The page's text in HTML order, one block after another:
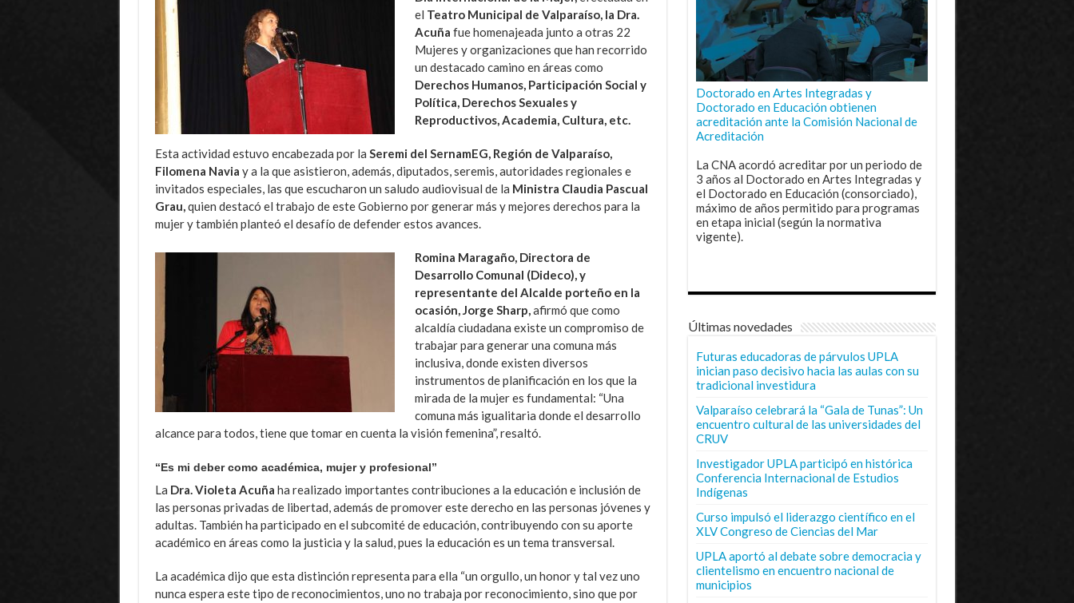
el Teatro Municipal de Valparaíso, la Dra.
Acuña fue homenajeada junto a otras 22
Mujeres y organizaciones que han recorrido
un destacado camino en áreas como
Derechos Humanos, Participación Social y
Política, Derechos Sexuales y
Reproductivos, Academia, Cultura, etc.
Esta actividad estuvo encabezada por la Seremi del SernamEG, Región de Valparaíso,
Filomena Navia y a la que asistieron, además, diputados, seremis, autoridades regionales e
invitados especiales, las que escucharon un saludo audiovisual de la Ministra Claudia Pascual
Grau,quien destacó el trabajo de este Gobierno por generar más y mejores derechos para la
mujer y también planteó el desafío de defender estos avances.
Romina Maragaño, Directora de
Desarrollo Comunal (Dideco), y
representante del Alcalde porteño en la
ocasión, Jorge Sharp,afirmó que como
alcaldía ciudadana existe un compromiso de
trabajar para generar una comuna más
inclusiva, donde existen diversos
instrumentos de planificación en los que la
mirada de la mujer es fundamental: “Una
comuna más igualitaria donde el desarrollo
alcance para todos, tiene que tomar en cuenta la visión femenina”, resaltó.
“Es mi deber como académica, mujer y profesional”
La Dra. Violeta Acuña ha realizado importantes contribuciones a la educación e inclusión de
las personas privadas de libertad, además de promover este derecho en las personas jóvenes y
adultas. También ha participado en el subcomité de educación, contribuyendo con su aporte
académico en áreas como la justicia y la salud, pues la educación es un tema transversal.
La académica dijo que esta distinción representa para ella “un orgullo, un honor y tal vez uno
nunca espera este tipo de reconocimientos, uno no trabaja por reconocimiento, sino que por
Doctorado en Artes Integradas y
Doctorado en Educación obtienen
acreditación ante la Comisión Nacional de
Acreditación
La CNA acordó acreditar por un periodo de
3 años al Doctorado en Artes Integradas y
el Doctorado en Educación (consorciado),
máximo de años permitido para programas
en etapa inicial (según la normativa
vigente).
Últimas novedades
Futuras educadoras de párvulos UPLA
inician paso decisivo hacia las aulas con su
tradicional investidura
Valparaíso celebrará la “Gala de Tunas”: Un
encuentro cultural de las universidades del
CRUV
Investigador UPLA participó en histórica
Conferencia Internacional de Estudios
Indígenas
Curso impulsó el liderazgo científico en el
XLV Congreso de Ciencias del Mar
UPLA aportó al debate sobre democracia y
clientelismo en encuentro nacional de
municipios